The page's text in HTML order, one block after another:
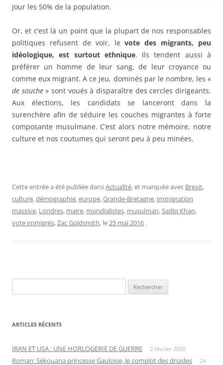
jour les 50% de la population.
Or, et c’est là un point que la plupart de nos responsables
politiques refusent de voir, levote des migrants, peu
idéologique, est surtout ethnique. Ils tendent aussi à
préférer un homme de leur sang, de leur croyance ou
comme eux migrant. A ce jeu, dominés par le nombre, les «
de souche» sont voués à disparaître des cercles dirigeants.
Aux élections, les candidats se lanceront dans la
surenchère afin de séduire les couches migrantes à forte
composante musulmane. C’est alors notre mémoire, notre
culture et nos coutumes qui seront peu à peu minées.
Cette entrée a été publiée dansActualité, et marquée avec Brexit,
culture,démographie,europe,Grande-Bretagne, immigration
massive, Londres, maire, mondialistes, musulman,Sadiq Khan,
vote immigrés,Zac Goldsmith, le25 mai 2016 .
ARTICLES RÉCENTS
IRAN ET USA : UNE HORLOGERIE DE GUERRE 2 février 2020
Roman: Sékouana princesse Gauloise, le complot des druides
24